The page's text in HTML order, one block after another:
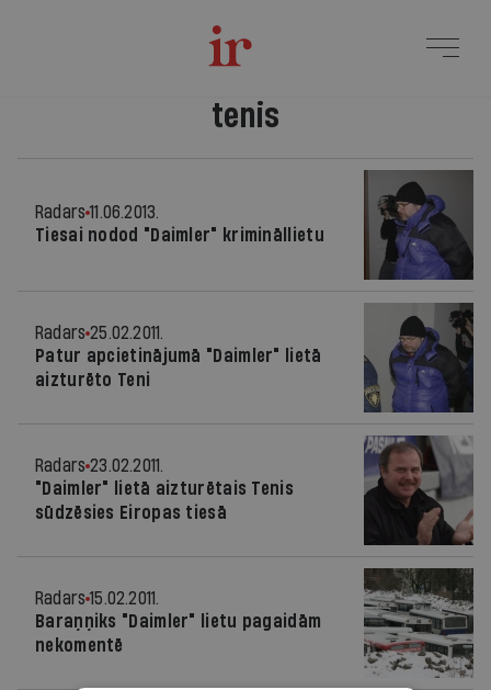
tenis
Radars 11.06.2013.
Tiesai nodod "Daimler" krimināllietu
Radars 25.02.2011.
Patur apcietinājumā "Daimler" lietā
aizturēto Teni
Radars 23.02.2011.
"Daimler" lietā aizturētais Tenis
sūdzēsies Eiropas tiesā
Radars 15.02.2011.
Baraņņiks "Daimler" lietu pagaidām
nekomentē